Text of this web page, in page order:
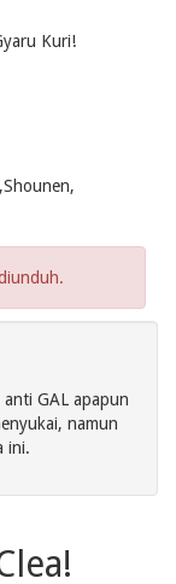
Kuri!
GAL apapun
namun
ini.